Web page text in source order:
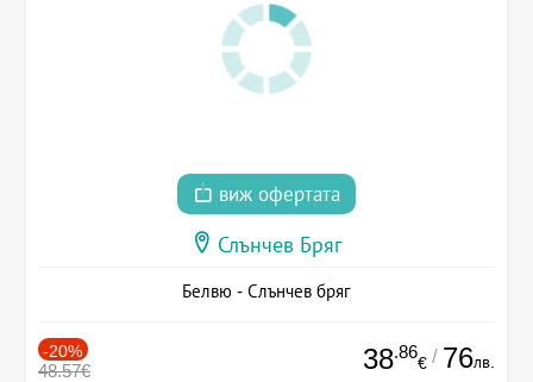
виж офертата
Слънчев Бряг
Белвю - Слънчев бряг
-20%
48.57€ 38.86
€ / 76лв.